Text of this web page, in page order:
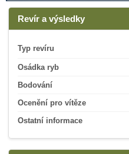
Revír a výsledky
Typ revíru
Osádka ryb
Bodování
Ocenění pro vítěze
Ostatní informace